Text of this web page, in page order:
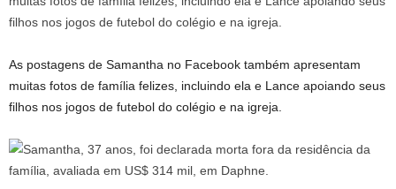
As postagens de Samantha no Facebook também apresentam
muitas fotos de família felizes, incluindo ela e Lance apoiando seus
filhos nos jogos de futebol do colégio e na igreja.